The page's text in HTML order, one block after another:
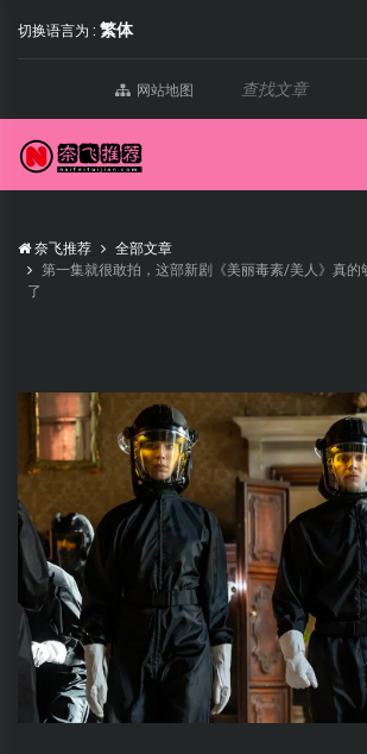
切换语言为 : 繁体
网站地图
奈飞推荐
全部文章
第一集就很敢拍，这部新剧《美丽毒素/美人》真的
了